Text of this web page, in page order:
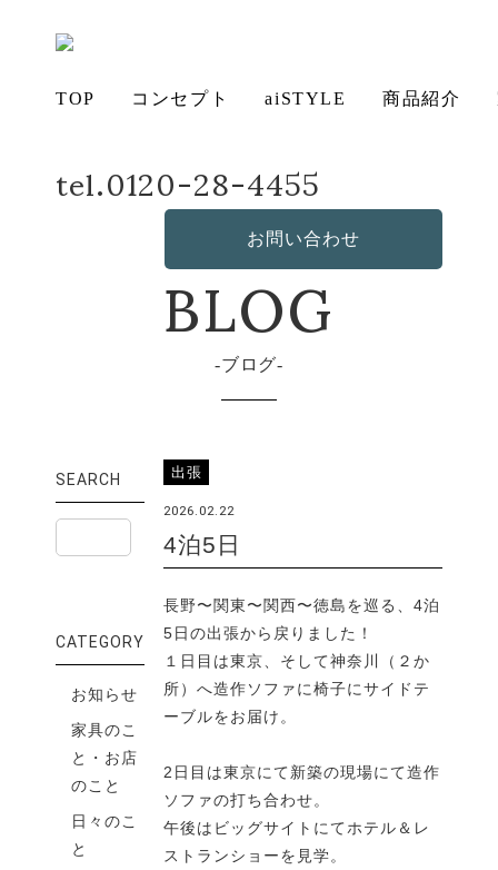
TOP コンセプト
いて
保証につ
aiSTYLE 商品紹介
ソフ
ベッ
デス
造
ファ
tel.0120-28-4455
お問い合わせ
BLOG
ブログ
出張
2026.02.22
4泊5日
長野〜関東〜関西〜徳島を巡る、4泊
5日の出張から戻りました！
１日目は東京、そして神奈川（２か
所）へ造作ソファに椅子にサイドテ
ーブルをお届け。
2日目は東京にて新築の現場にて造作
ソファの打ち合わせ。
午後はビッグサイトにてホテル＆レ
ストランショーを見学。
SEARCH
CATEGORY
お知らせ
家具のこ
と・お店
のこと
日々のこ
と